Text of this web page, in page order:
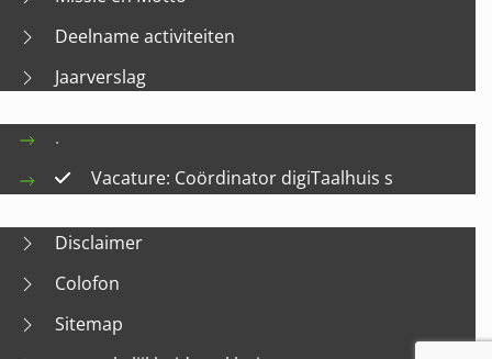
Deelname activiteiten
Jaarverslag
.
Vacature: Coördinator digiTaalhuis s
Disclaimer
Colofon
Sitemap